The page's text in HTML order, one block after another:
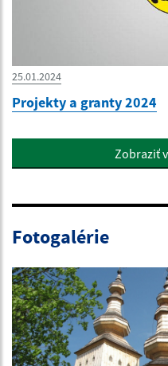
25.01.2024
Projekty a granty 2024
Zobraziť
Fotogalérie